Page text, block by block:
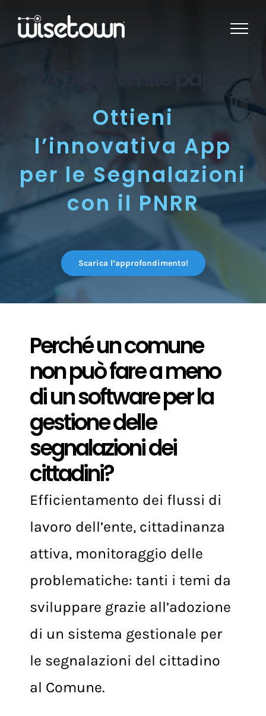
Skip
paper
Ottieni
l’innovativa App
per le Segnalazioni
con il PNRR
Perché un comune
non può fare a meno
di un software per la
gestione delle
segnalazioni dei
cittadini?
Efficientamento dei flussi di
lavoro dell’ente, cittadinanza
attiva, monitoraggio delle
problematiche: tanti i temi da
sviluppare grazie all’adozione
di un sistema gestionale per
le segnalazioni del cittadino